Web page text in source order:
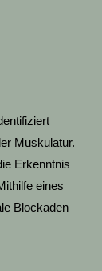
Muskulatur.
Erkenntnis
eines
Blockaden